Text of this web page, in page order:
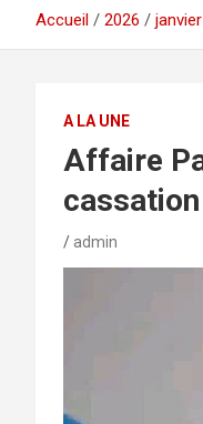
Accueil 2026 janvier
A LA UNE
Affaire
admin